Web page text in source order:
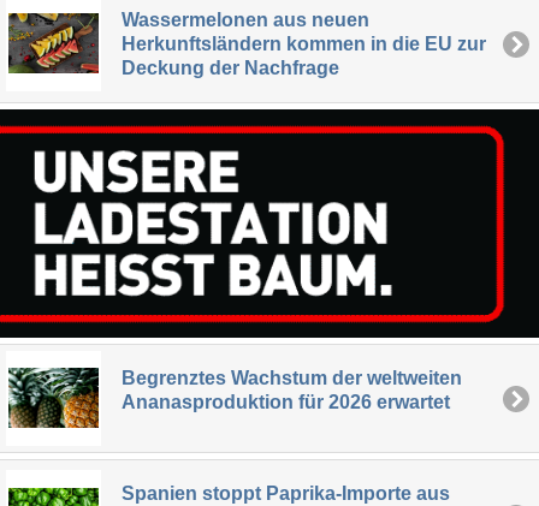
Wassermelonen aus neuen
Herkunftsländern kommen in die EU zur
Deckung der Nachfrage
Begrenztes Wachstum der weltweiten
Ananasproduktion für 2026 erwartet
Spanien stoppt Paprika-Importe aus